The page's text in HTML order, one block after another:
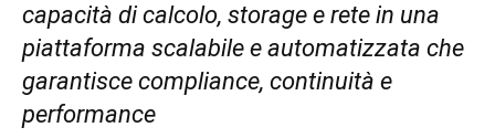
capacità di calcolo, storage e rete in una
piattaforma scalabile e automatizzata che
garantisce compliance, continuità e
performance